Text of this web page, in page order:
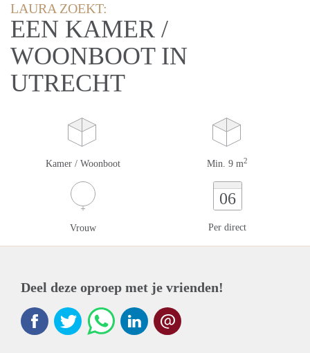
LAURA ZOEKT:
EEN KAMER /
WOONBOOT IN
UTRECHT
Kamer / Woonboot Min. 9 m2
Vrouw
06
Per direct
Deel deze oproep met je vrienden!